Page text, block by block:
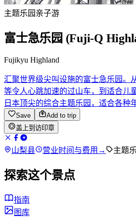
主题乐园 亲子游
富士急乐园 (Fuji-Q
Fujikyu Highland
汇聚世界级尖叫设施的富士急乐园。
等令人心跳加速的过山车，到适合儿
日本顶尖的综合主题乐园，适合各种
Save
Add to trip
盖上到访印章
山梨县 营业时间与费用 → 主题
探索这个景点
指南
图库